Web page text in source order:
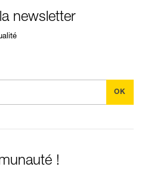
newsletter
!